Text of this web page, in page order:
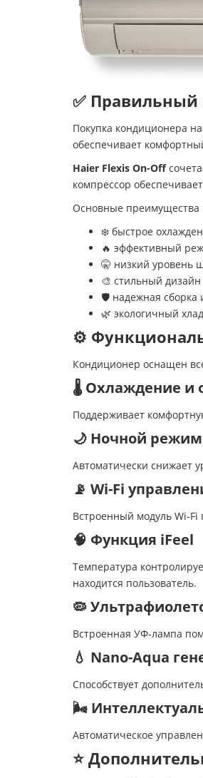
✅
Покупка кондиционера
обеспечивает
Haier Flexis On-Off
компрессор
Основные преимущества
❄️ быстрое
🔥 эффективный
🤫 низкий уровень
🎨 стильный
🛡️ надежная сборка
🌿 экологичный
⚙️
Кондиционер оснащен
🌡️ Охлаждение и
Поддерживает
🌙 Ночной режим
Автоматически снижает
📡 Wi-Fi
Встроенный модуль Wi-Fi
🧠 Функция iFeel
Температура
находится пользователь.
🦠
Встроенная УФ-лампа
💧 Nano-Aqua
Способствует
🌬️
Автоматическое
⭐